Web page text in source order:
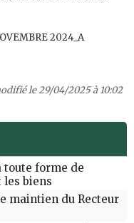
2024_A
le 29/04/2025 à 10:02
toute forme de
les biens
maintien du Recteur